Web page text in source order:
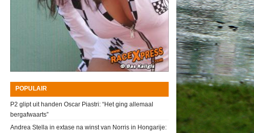
POPULAIR
P2 glipt uit handen Oscar Piastri: “Het ging allemaal
bergafwaarts”
Andrea Stella in extase na winst van Norris in Hongarije: